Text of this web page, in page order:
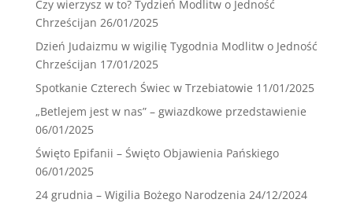
Czy wierzysz w to? Tydzień Modlitw o Jedność
Chrześcijan 26/01/2025
Dzień Judaizmu w wigilię Tygodnia Modlitw o Jedność
Chrześcijan 17/01/2025
Spotkanie Czterech Świec w Trzebiatowie 11/01/2025
„Betlejem jest w nas” – gwiazdkowe przedstawienie
06/01/2025
Święto Epifanii – Święto Objawienia Pańskiego
06/01/2025
24 grudnia – Wigilia Bożego Narodzenia 24/12/2024